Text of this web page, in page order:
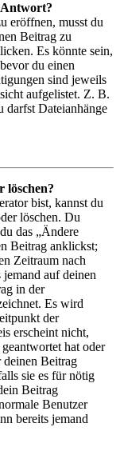
Antwort?
eröffnen, musst du
Beitrag zu
Es könnte sein,
du einen
sind jeweils
aufgelistet. Z. B.
darfst Dateianhänge
löschen?
bist, kannst du
löschen. Du
das „Ändere
Beitrag anklickst;
Zeitraum nach
auf deinen
in der
Es wird
der
erscheint nicht,
hat oder
Beitrag
sie es für nötig
Beitrag
Benutzer
bereits jemand